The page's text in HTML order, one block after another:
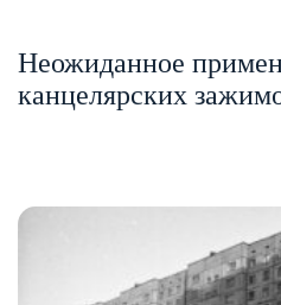
Неожиданное
канцелярских